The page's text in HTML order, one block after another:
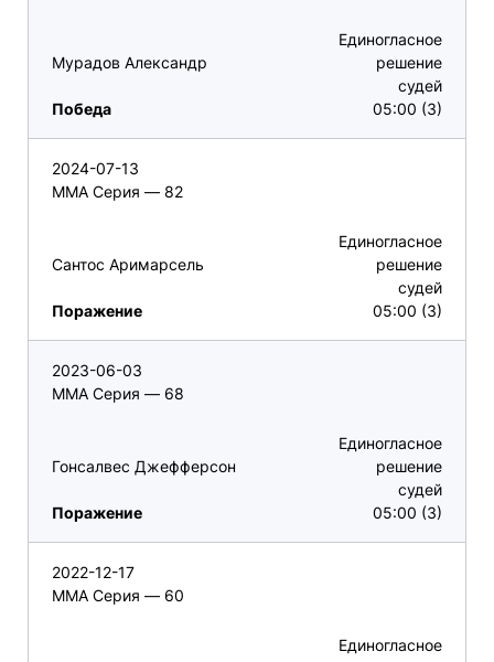
Мурадов Александр
Победа
Единогласное
решение
судей
05:00 (3)
2024-07-13
ММА Серия — 82
Сантос Аримарсель
Поражение
Единогласное
решение
судей
05:00 (3)
2023-06-03
ММА Серия — 68
Гонсалвес Джефферсон
Поражение
Единогласное
решение
судей
05:00 (3)
2022-12-17
ММА Серия — 60
Единогласное